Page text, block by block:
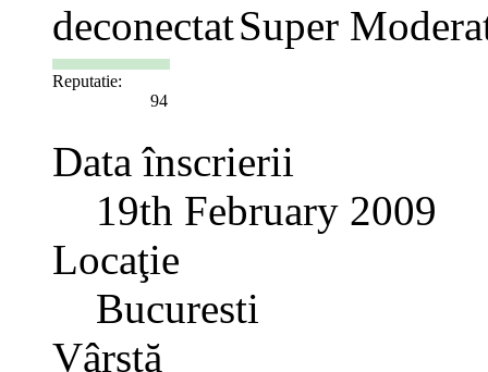
Super
Reputatie:
94
Data înscrierii
19th February 2009
Locaţie
Bucuresti
Vârstă